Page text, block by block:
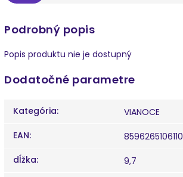
Podrobný popis
Popis produktu nie je dostupný
Dodatočné parametre
Kategória:
VIANOCE
EAN:
8596265106110
dĺžka:
9,7